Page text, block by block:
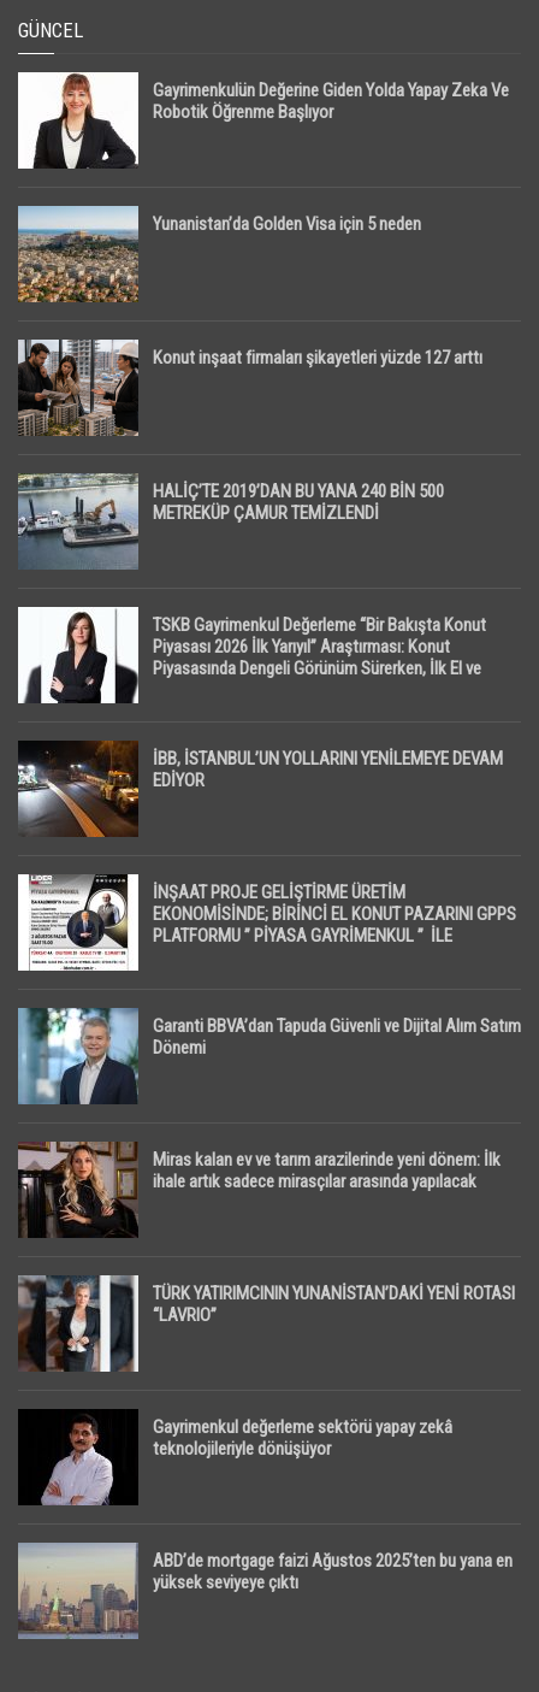
GÜNCEL
Gayrimenkulün Değerine Giden Yolda Yapay Zeka Ve
Robotik Öğrenme Başlıyor
Yunanistan’da Golden Visa için 5 neden
Konut inşaat firmaları şikayetleri yüzde 127 arttı
HALİÇ’TE 2019’DAN BU YANA 240 BİN 500
METREKÜP ÇAMUR TEMİZLENDİ
TSKB Gayrimenkul Değerleme “Bir Bakışta Konut
Piyasası 2026 İlk Yarıyıl” Araştırması: Konut
Piyasasında Dengeli Görünüm Sürerken, İlk El ve
İBB, İSTANBUL’UN YOLLARINI YENİLEMEYE DEVAM
EDİYOR
İNŞAAT PROJE GELİŞTİRME ÜRETİM
EKONOMİSİNDE; BİRİNCİ EL KONUT PAZARINI GPPS
PLATFORMU ” PİYASA GAYRİMENKUL ” İLE
Garanti BBVA’dan Tapuda Güvenli ve Dijital Alım Satım
Dönemi
Miras kalan ev ve tarım arazilerinde yeni dönem: İlk
ihale artık sadece mirasçılar arasında yapılacak
TÜRK YATIRIMCININ YUNANİSTAN’DAKİ YENİ ROTASI
“LAVRIO”
Gayrimenkul değerleme sektörü yapay zekâ
teknolojileriyle dönüşüyor
ABD’de mortgage faizi Ağustos 2025’ten bu yana en
yüksek seviyeye çıktı